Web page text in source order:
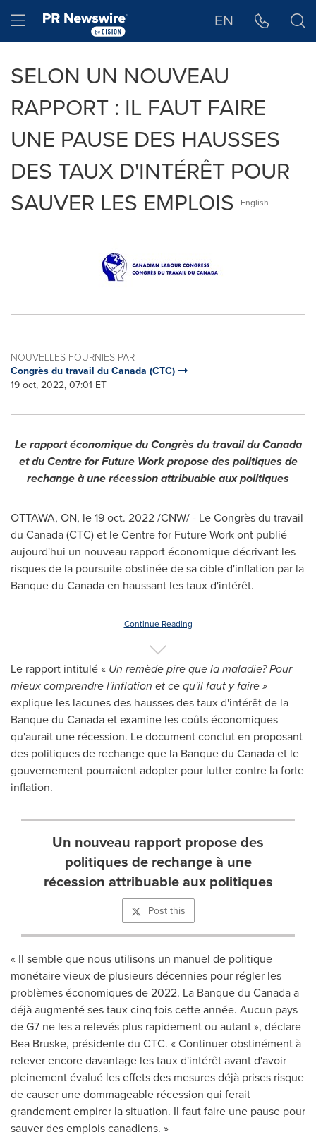
Hamburger menu EN
SELON UN NOUVEAU
RAPPORT : IL FAUT FAIRE
UNE PAUSE DES HAUSSES
DES TAUX D'INTÉRÊT POUR
SAUVER LES EMPLOIS
English
NOUVELLES FOURNIES PAR
Congrès du travail du Canada (CTC)
19 oct, 2022, 07:01 ET
Le rapport économique du Congrès du travail duCanada
et du Centre for Future Work propose des politiques de
rechange à une récession attribuable aux politiques
OTTAWA, ON, le19 oct. 2022/CNW/ - Le Congrès du travail
du Canada(CTC) et le Centre for Future Work ont publié
aujourd'hui un nouveau rapport économique décrivant les
risques de la poursuite obstinée de sa cible d'inflation par la
Banque du Canadaen haussant les taux d'intérêt.
Continue Reading
Le rapport intitulé « Un remède pire que la maladie?Pour
mieux comprendre l'inflation et ce qu'il faut y faire »
explique les lacunes des hausses des taux d'intérêt de la
Banque du Canadaet examine les coûts économiques
qu'aurait une récession. Le document conclut en proposant
des politiques de rechange que la Banque du Canadaet le
gouvernement pourraient adopter pour lutter contre la forte
inflation.
Un nouveau rapport propose des
politiques de rechange à une
récession attribuable aux politiques
Post this
« Il semble que nous utilisons un manuel de politique
monétaire vieux de plusieurs décennies pour régler les
problèmes économiques de 2022. La Banque du Canadaa
déjà augmenté ses taux cinq fois cette année. Aucun pays
de G7 ne les a relevés plus rapidement ou autant », déclare
Bea Bruske, présidente du CTC. « Continuer obstinément à
relever encore davantage les taux d'intérêt avant d'avoir
pleinement évalué les effets des mesures déjà prises risque
de causer une dommageable récession qui ferait
grandement empirer la situation. Il faut faire une pause pour
sauver des emplois canadiens. »